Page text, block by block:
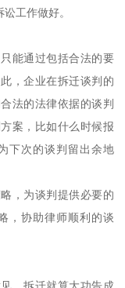
工作做好。
能通过包括合法的要
，企业在拆迁谈判的
法的法律依据的谈判
案，比如什么时候报
下次的谈判留出余地
，为谈判提供必要的
，协助律师顺利的谈